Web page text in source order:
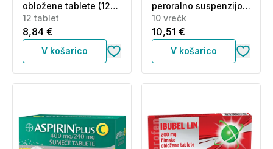
obložene tablete (12
tablet)
12 tablet
8,84 €
V košarico
peroralno suspenzijo
(10 vrečk)
10 vrečk
10,51 €
V košarico